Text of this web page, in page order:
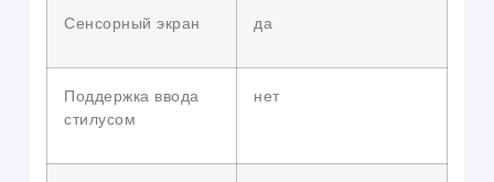
Сенсорный экран да
Поддержка ввода
стилусом
нет